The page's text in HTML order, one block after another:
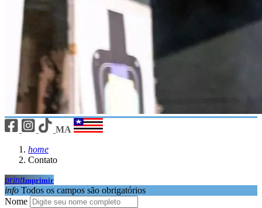
MA
home
Contato
printImprimir
info Todos os campos são obrigatórios
Nome